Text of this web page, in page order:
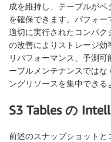
成を維持し、テーブルが
を確保できます。パフォー
適切に実行されたコンパク
の改善によりストレージ
リパフォーマンス、予測
ーブルメンテナンスではな
ングリソースを集中できる
S3 Tables の
前述のスナップショットと